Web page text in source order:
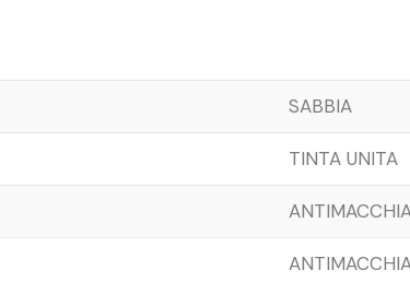
SABBIA
TINTA UNITA